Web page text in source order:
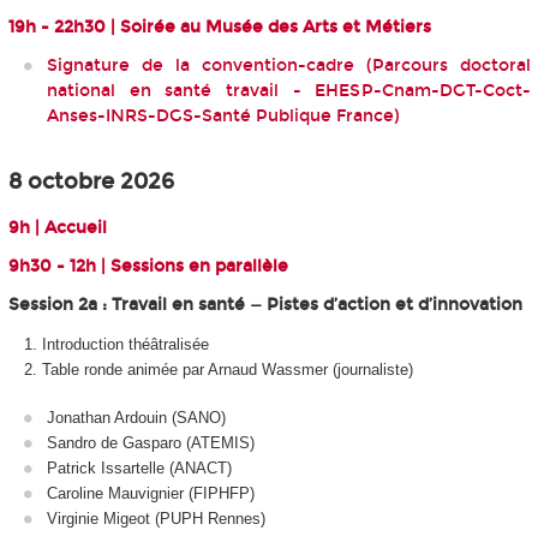
19h - 22h30 | Soirée au Musée des Arts et Métiers
Signature de la convention-cadre (Parcours doctoral
national en santé travail - EHESP-Cnam-DGT-Coct-
Anses-INRS-DGS-Santé Publique France)
8 octobre 2026
9h | Accueil
9h30 - 12h | Sessions en parallèle
Session 2a : Travail en santé — Pistes d’action et d’innovation
Introduction théâtralisée
Table ronde animée par Arnaud Wassmer (journaliste)
Jonathan Ardouin (SANO)
Sandro de Gasparo (ATEMIS)
Patrick Issartelle (ANACT)
Caroline Mauvignier (FIPHFP)
Virginie Migeot (PUPH Rennes)